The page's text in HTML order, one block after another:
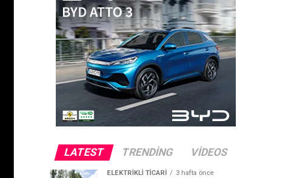
LATEST TRENDING VIDEOS
ELEKTRIKLI TICARI 3 hafta önce